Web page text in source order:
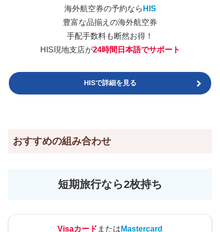
海外航空券の予約なら HIS
豊富な品揃えの海外航空券
手配手数料も断然お得！
HIS現地支店が24時間日本語でサポート
HISで詳細を見る
おすすめの組み合わせ
短期旅行なら2枚持ち
Visaカード または Mastercard